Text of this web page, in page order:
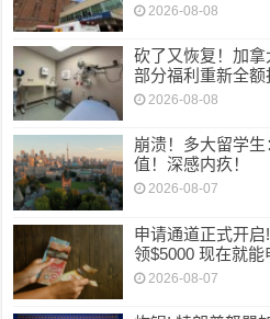
2026-08-08
砍了又恢复！加拿
部分福利重新全额
2026-08-08
崩溃！多大留学
值！深感内疚！
2026-08-07
申请通道正式开
领$5000 现在就能
2026-08-07